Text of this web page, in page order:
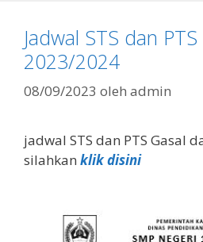
Jadwal STS dan
2023/2024
08/09/2023 oleh admin
jadwal STS dan PTS Gasal
silahkan klik disini